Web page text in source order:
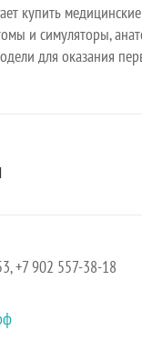
купить
и симуляторы,
для оказания
+7 902 557-38-18